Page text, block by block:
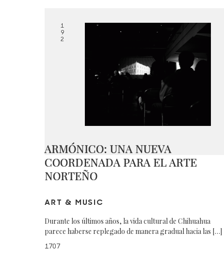
1
9
2
ARMÓNICO: UNA NUEVA
COORDENADA PARA EL ARTE
NORTEÑO
ART & MUSIC
Durante los últimos años, la vida cultural de Chihuahua
parece haberse replegado de manera gradual hacia las […]
1707